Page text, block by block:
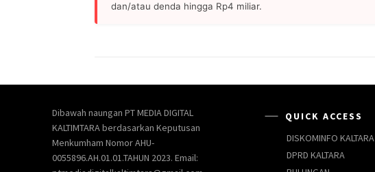
dan/atau denda hingga Rp4 miliar.
Dibawah naungan PT MEDIA DIGITAL
KALTIMTARA berdasarkan Keputusan
Menkumham Nomor AHU-
0055896.AH.01.01.TAHUN 2023. Email:
QUICK ACCESS
DISKOMINFO KALTARA
DPRD KALTARA